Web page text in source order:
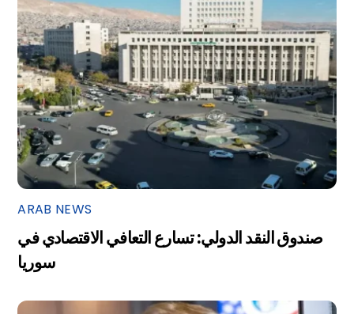
ARAB NEWS
صندوق النقد الدولي: تسارع التعافي الاقتصادي في
سوريا